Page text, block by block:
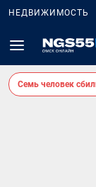
НЕДВИЖИМОСТЬ
Семь человек